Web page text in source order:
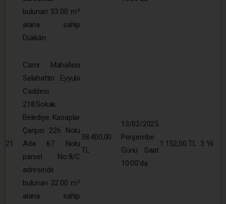
bulunan 33.00 m²
alana sahip
Dükkân
21
Cami Mahallesi
Selahattin Eyyubi
Caddesi
218.Sokak
Belediye Kasaplar
Çarşısı 226 Nolu
Ada 67 Nolu
parsel No:8/C
adresinde
bulunan 32.00 m²
alana sahip
38.400,00
TL
13/02/2025
Perşembe
Günü Saat
10:00’da
1.152,00 TL 3 Yıl